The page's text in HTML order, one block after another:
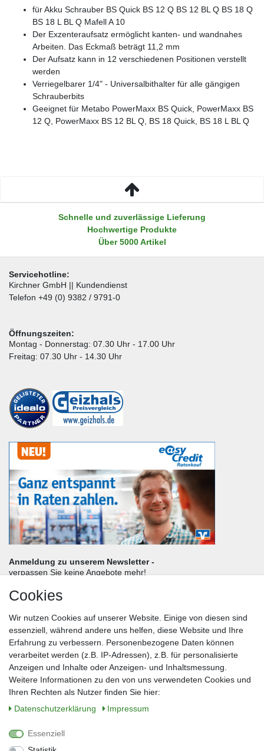
für Akku Schrauber BS Quick BS 12 Q BS 12 BL Q BS 18 Q
BS 18 L BL Q Mafell A 10
Der Exzenteraufsatz ermöglicht kanten- und wandnahes
Arbeiten. Das Eckmaß beträgt 11,2 mm
Der Aufsatz kann in 12 verschiedenen Positionen verstellt
werden
Verriegelbarer 1/4" - Universalbithalter für alle gängigen
Schrauberbits
Geeignet für Metabo PowerMaxx BS Quick, PowerMaxx BS
12 Q, PowerMaxx BS 12 BL Q, BS 18 Quick, BS 18 L BL Q
Schnelle und zuverlässige Lieferung
Hochwertige Produkte
Über 5000 Artikel
Servicehotline:
Kirchner GmbH || Kundendienst
Telefon +49 (0) 9382 / 9791-0
Öffnungszeiten:
Montag - Donnerstag: 07.30 Uhr - 17.00 Uhr
Freitag: 07.30 Uhr - 14.30 Uhr
Anmeldung zu unserem Newsletter -
verpassen Sie keine Angebote mehr!
Nachname*
E-Mail*
Sie können den Newsletter jederzeit kostenlos abbestellen.
** gilt für Lieferungen innerhalb Deutschlands, Lieferzeiten für andere Länder
Cookies
Wir nutzen Cookies auf unserer Website. Einige von diesen sind
essenziell, während andere uns helfen, diese Website und Ihre
Erfahrung zu verbessern. Personenbezogene Daten können
verarbeitet werden (z.B. IP-Adressen), z.B. für personalisierte
Anzeigen und Inhalte oder Anzeigen- und Inhaltsmessung.
Weitere Informationen zu den von uns verwendeten Cookies und
Ihren Rechten als Nutzer finden Sie hier:
Daten­schutz­erklärung
Impressum
Essenziell